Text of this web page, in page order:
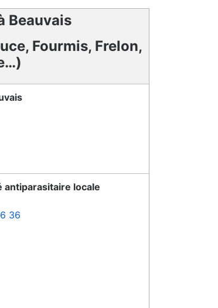
Beauvais
Fourmis, Frelon,
antiparasitaire locale
36